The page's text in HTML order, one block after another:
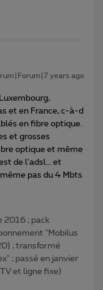
years ago
et en France, c-à-d
en fibre optique.
et grosses
optique et même
de l'adsl... et
pas du 4 Mbts
2016 ; pack
"Mobilus
; transformé
; passé en janvier
et ligne fixe)